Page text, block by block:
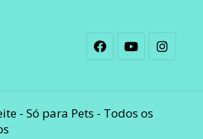
- Só para Pets - Todos os